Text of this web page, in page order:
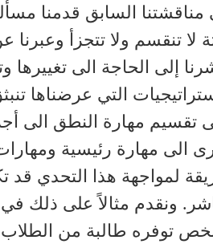
مناقشتنا السابق قدمنا
لا تنقسم ولا تتجزأ وعبرنا
إلى الحاجة الى
التي عرضناها
تقسيم مهارة النطق الى
الى مهارة رئيسية
لمواجهة هذا التحدي
ونقدم مثالاً على ذلك في
توفره طالبة من الطلاب